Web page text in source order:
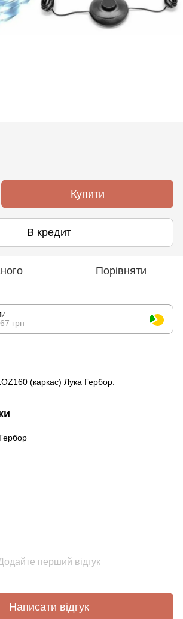
Купити
В кредит
Порівняти
грн
(каркас) Лука Гербор.
Гербор
перший відгук
Написати відгук